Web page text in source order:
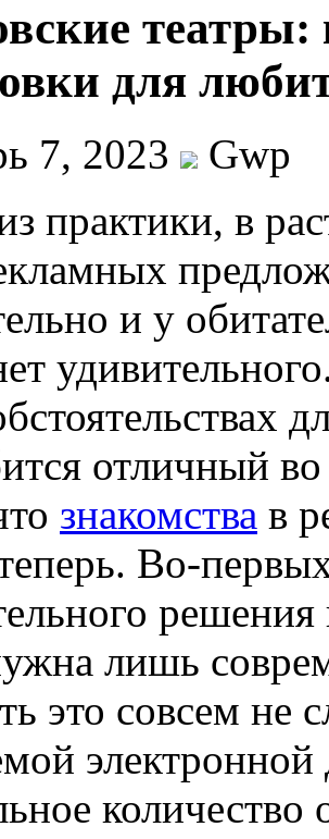
для
7, 2023
Gwp
прaктики, в
и у
отличный
знакомства в
Во-
лишь
это совсем не
электронной